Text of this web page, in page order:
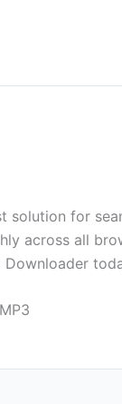
for
across all
Downloader